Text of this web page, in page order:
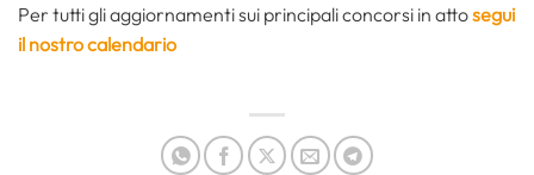
Per tutti gli aggiornamenti sui principali concorsi in attosegui
il nostro calendario